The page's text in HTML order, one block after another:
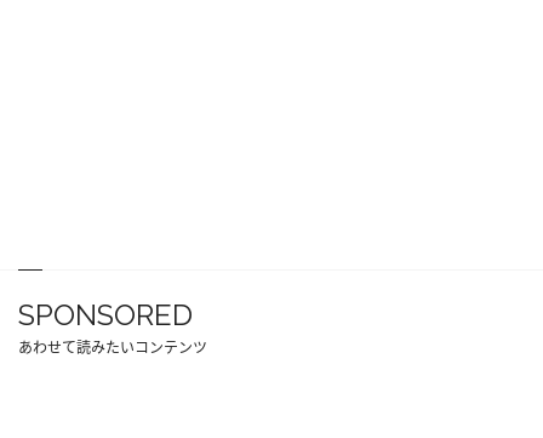
SPONSORED
あわせて読みたいコンテンツ